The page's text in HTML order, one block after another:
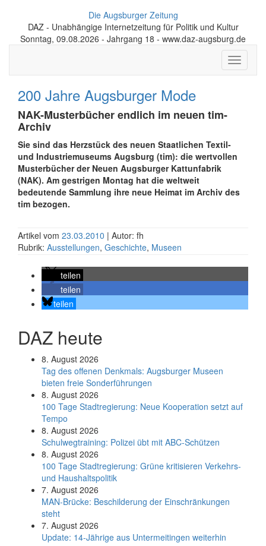
Die Augsburger Zeitung
DAZ - Unabhängige Internetzeitung für Politik und Kultur
Sonntag, 09.08.2026 - Jahrgang 18 - www.daz-augsburg.de
Toggle
200 Jahre Augsburger Mode
NAK-Musterbücher endlich im neuen tim-
Archiv
Sie sind das Herzstück des neuen Staatlichen Textil-
und Industriemuseums Augsburg (tim): die wertvollen
Musterbücher der Neuen Augsburger Kattunfabrik
(NAK). Am gestrigen Montag hat die weltweit
bedeutende Sammlung ihre neue Heimat im Archiv des
tim bezogen.
Artikel vom 23.03.2010 | Autor: fh
Rubrik: Ausstellungen, Geschichte, Museen
teilen
teilen
teilen
DAZ heute
8. August 2026
Tag des offenen Denkmals: Augsburger Museen
bieten freie Sonderführungen
8. August 2026
100 Tage Stadtregierung: Neue Kooperation setzt auf
Tempo
8. August 2026
Schul­weg­trai­ning: Poli­zei übt mit ABC-Schüt­zen
8. August 2026
100 Tage Stadtregierung: Grüne kritisieren Verkehrs-
und Haushaltspolitik
7. August 2026
MAN-Brücke: Beschilderung der Einschränkungen
steht
7. August 2026
Update: 14-Jährige aus Untermeitingen weiterhin